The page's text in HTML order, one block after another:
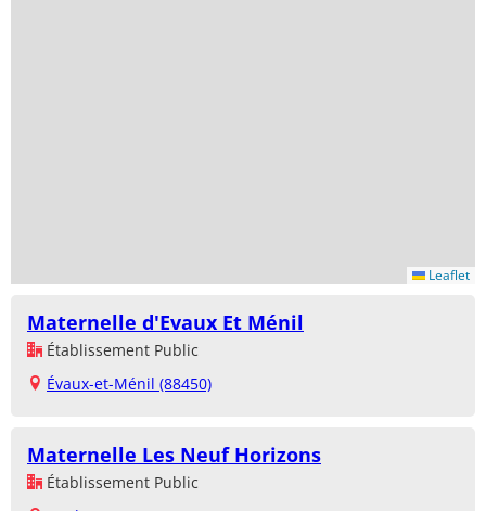
Leaflet
Maternelle d'Evaux Et Ménil
Établissement Public
Évaux-et-Ménil (88450)
Maternelle Les Neuf Horizons
Établissement Public